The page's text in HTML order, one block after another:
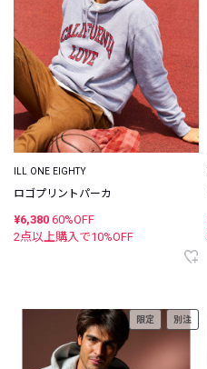
ILL ONE EIGHTY
ロゴプリントパーカ
¥6,380 60%OFF
2点以上購入で10%OFF
限定 別注